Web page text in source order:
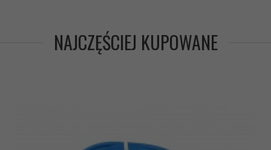
NAJCZĘŚCIEJ KUPOWANE